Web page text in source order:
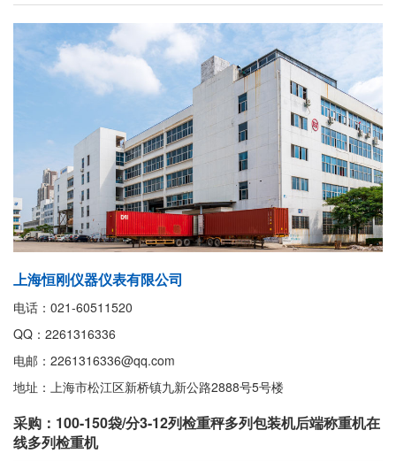
上海恒刚仪器仪表有限公司
电话：021-60511520
QQ：2261316336
电邮：2261316336@qq.com
地址：上海市松江区新桥镇九新公路2888号5号楼
采购：100-150袋/分3-12列检重秤多列包装机后端称重机在
线多列检重机